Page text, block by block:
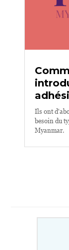
Ils ont
besoin du
Myanmar.